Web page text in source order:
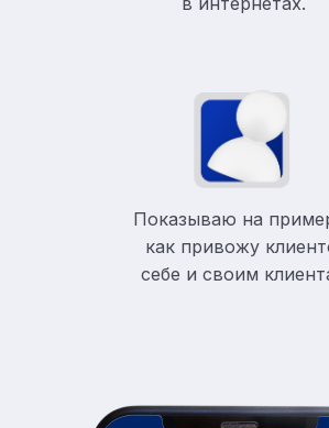
Показываю на
как привожу
себе и своим